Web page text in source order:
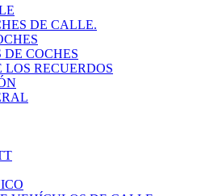
DE CALLE.
DE COCHES
RECUERDOS